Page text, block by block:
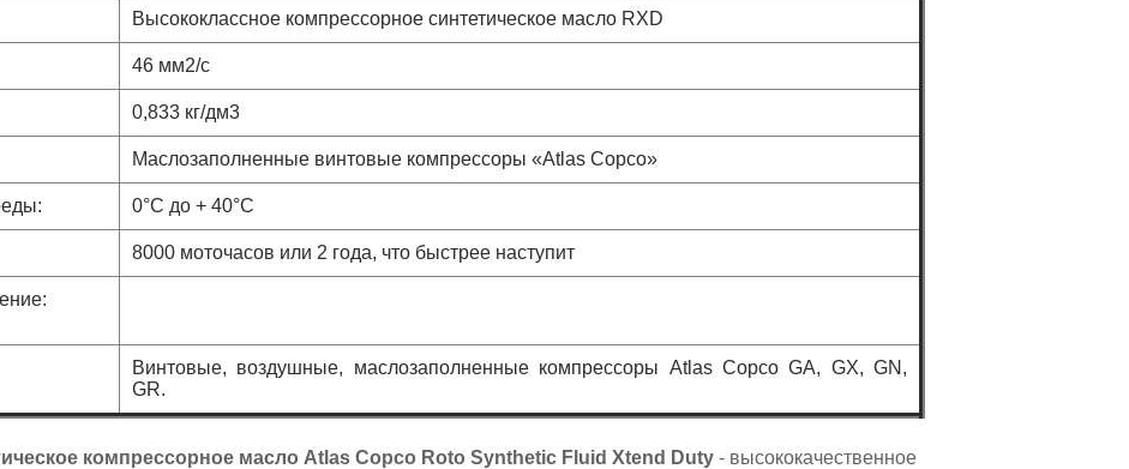
Высококлассное компрессорное синтетическое масло RXD
46 мм2/с
0,833 кг/дм3
Маслозаполненные винтовые компрессоры «Atlas Copco»
0°C до + 40°C
8000 моточасов или 2 года, что быстрее наступит
Винтовые, воздушные, маслозаполненные компрессоры Atlas Copco GA, GX, GN,
GR.
компрессорное масло Atlas Copco Roto Synthetic Fluid Xtend Duty - высококачественное